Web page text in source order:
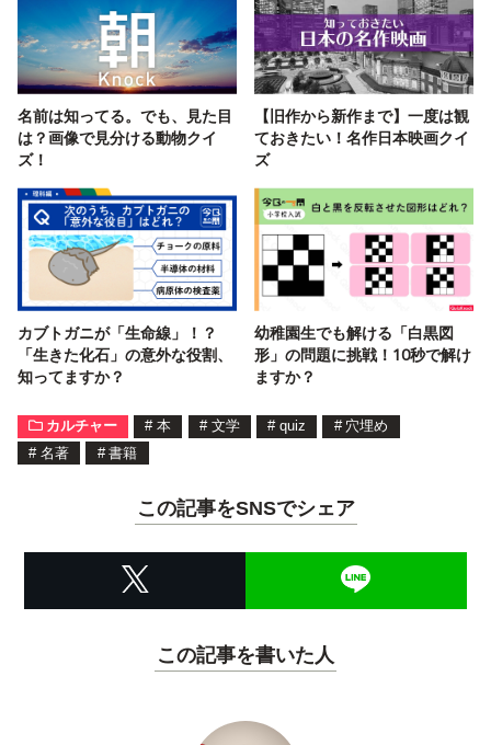
名前は知ってる。でも、見た目
は？画像で見分ける動物クイ
ズ！
【旧作から新作まで】一度は観
ておきたい！名作日本映画クイ
ズ
カブトガニが「生命線」！？
「生きた化石」の意外な役割、
知ってますか？
幼稚園生でも解ける「白黒図
形」の問題に挑戦！10秒で解け
ますか？
カルチャー # 本 # 文学 # quiz # 穴埋め
# 名著 # 書籍
この記事をSNSでシェア
この記事を書いた人